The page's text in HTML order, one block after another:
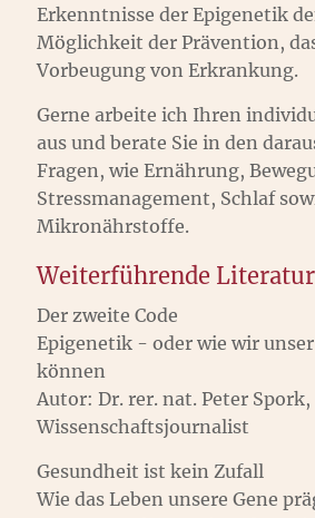
Erkenntnisse der Epigenetik
Möglichkeit der Prävention,
Vorbeugung von Erkrankung.
Gerne arbeite ich Ihren
aus und berate Sie in den
Fragen, wie Ernährung,
Stressmanagement, Schlaf
Mikronährstoffe.
Weiterführende Literatur
Der zweite Code
Epigenetik - oder wie wir
können
Autor: Dr. rer. nat. Peter Spork,
Wissenschaftsjournalist
Gesundheit ist kein Zufall
Wie das Leben unsere Gene